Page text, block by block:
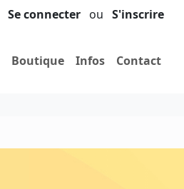
Se connecter ou S'inscrire
Boutique Infos Contact